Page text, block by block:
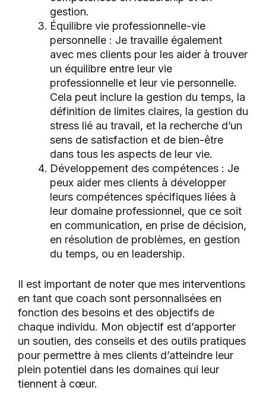
gestion.
Équilibre vie professionnelle-vie
personnelle : Je travaille également
avec mes clients pour les aider à trouver
un équilibre entre leur vie
professionnelle et leur vie personnelle.
Cela peut inclure la gestion du temps, la
définition de limites claires, la gestion du
stress lié au travail, et la recherche d’un
sens de satisfaction et de bien-être
dans tous les aspects de leur vie.
Développement des compétences : Je
peux aider mes clients à développer
leurs compétences spécifiques liées à
leur domaine professionnel, que ce soit
en communication, en prise de décision,
en résolution de problèmes, en gestion
du temps, ou en leadership.
Il est important de noter que mes interventions
en tant que coach sont personnalisées en
fonction des besoins et des objectifs de
chaque individu. Mon objectif est d’apporter
un soutien, des conseils et des outils pratiques
pour permettre à mes clients d’atteindre leur
plein potentiel dans les domaines qui leur
tiennent à cœur.